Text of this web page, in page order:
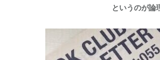
というのが論